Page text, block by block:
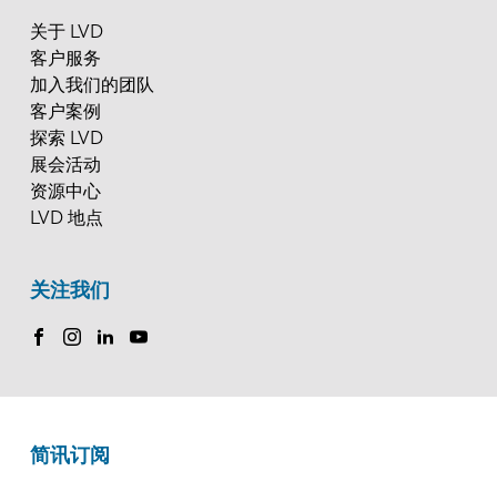
关于 LVD
客户服务
加入我们的团队
客户案例
探索 LVD
展会活动
资源中心
LVD 地点
关注我们
简讯订阅